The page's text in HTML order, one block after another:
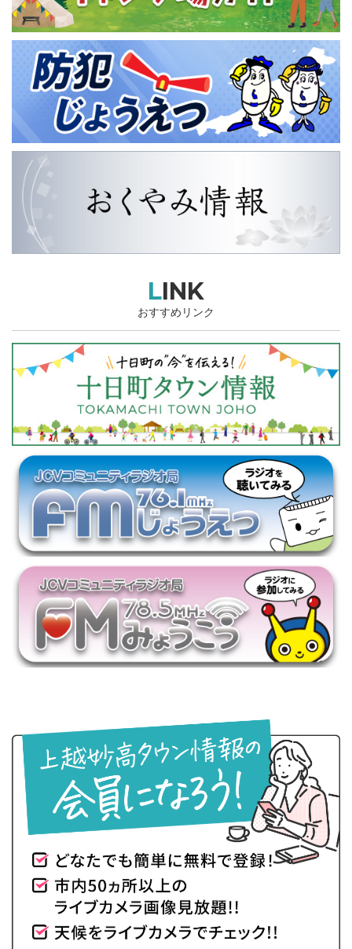
LINK
おすすめリンク